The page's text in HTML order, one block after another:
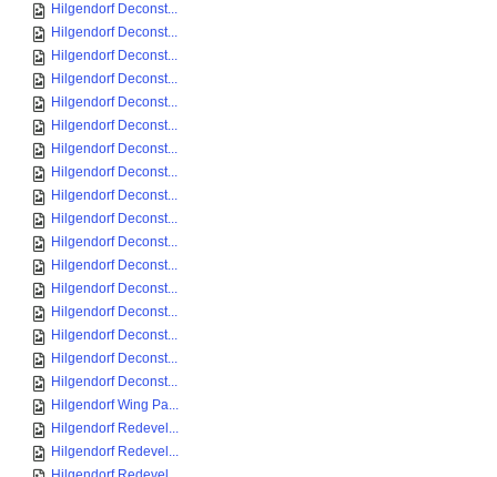
Hilgendorf Deconst...
Hilgendorf Deconst...
Hilgendorf Deconst...
Hilgendorf Deconst...
Hilgendorf Deconst...
Hilgendorf Deconst...
Hilgendorf Deconst...
Hilgendorf Deconst...
Hilgendorf Deconst...
Hilgendorf Deconst...
Hilgendorf Deconst...
Hilgendorf Deconst...
Hilgendorf Deconst...
Hilgendorf Deconst...
Hilgendorf Deconst...
Hilgendorf Deconst...
Hilgendorf Deconst...
Hilgendorf Wing Pa...
Hilgendorf Redevel...
Hilgendorf Redevel...